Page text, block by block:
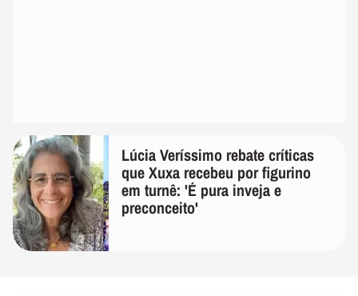
Lúcia Veríssimo rebate críticas
que Xuxa recebeu por figurino
em turnê: 'É pura inveja e
preconceito'